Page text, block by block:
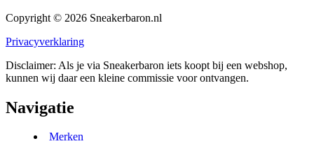
Copyright © 2026 Sneakerbaron.nl
Privacyverklaring
Disclaimer: Als je via Sneakerbaron iets koopt bij een webshop,
kunnen wij daar een kleine commissie voor ontvangen.
Navigatie
Merken